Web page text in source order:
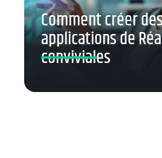
Comment créer
applications de
conviviales